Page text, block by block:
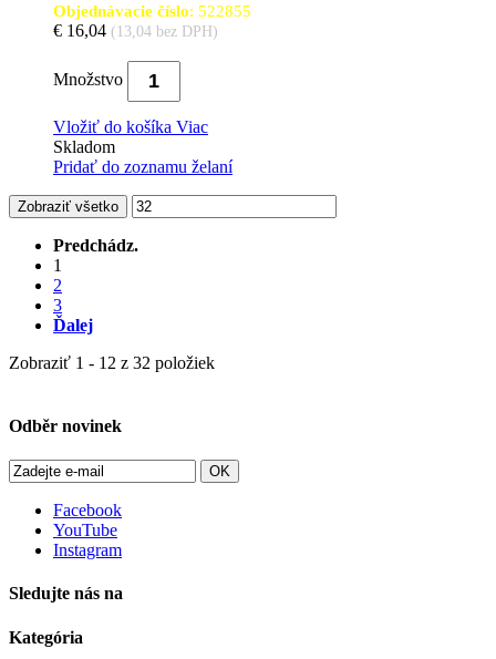
Objednávacie číslo: 522855
€ 16,04 (13,04 bez DPH)
Množstvo
Vložiť do košíka Viac
Skladom
Pridať do zoznamu želaní
Zobraziť všetko
Predchádz.
1
2
3
Ďalej
Zobraziť 1 - 12 z 32 položiek
Odběr novinek
OK
Facebook
YouTube
Instagram
Sledujte nás na
Kategória